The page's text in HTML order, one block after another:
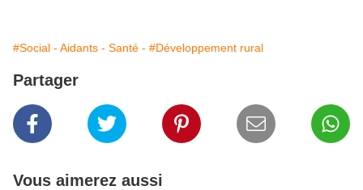
#Social - Aidants - Santé - #Développement rural
Partager
Vous aimerez aussi